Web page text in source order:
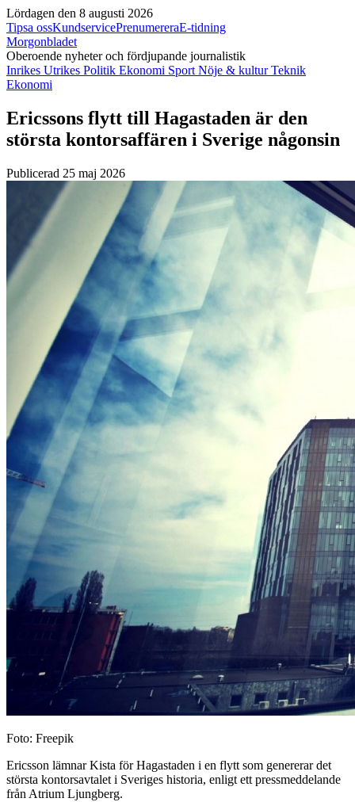
Lördagen den 8 augusti 2026
Tipsa ossKundservicePrenumereraE-tidning
Morgonbladet
Oberoende nyheter och fördjupande journalistik
Inrikes Utrikes Politik Ekonomi Sport Nöje & kulturTeknik
Ekonomi
Ericssons flytt till Hagastaden är den
största kontorsaffären i Sverige någonsin
Publicerad 25 maj 2026
Foto: Freepik
Ericsson lämnar Kista för Hagastaden i en flytt som genererar det
största kontorsavtalet i Sveriges historia, enligt ett pressmeddelande
från Atrium Ljungberg.